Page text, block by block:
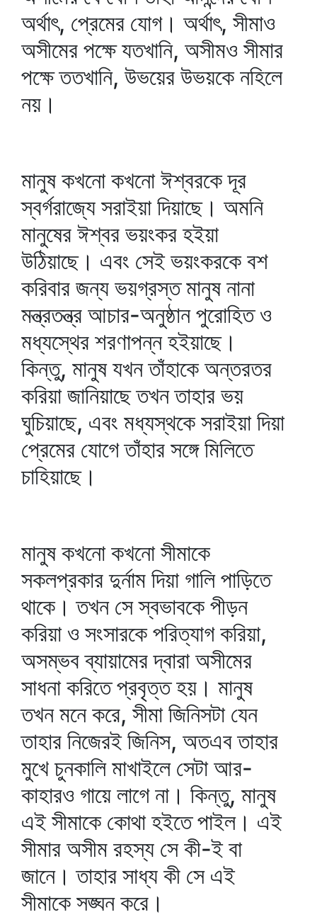
অর্থাৎ, প্রেমের যোগ। অর্থাৎ, সীমাও
অসীমের পক্ষে যতখানি, অসীমও সীমার
পক্ষে ততখানি, উভয়ের উভয়কে নহিলে
নয়।
মানুষ কখনো কখনো ঈশ্বরকে দূর
স্বর্গরাজ্যে সরাইয়া দিয়াছে। অমনি
মানুষের ঈশ্বর ভয়ংকর হইয়া
উঠিয়াছে। এবং সেই ভয়ংকরকে বশ
করিবার জন্য ভয়গ্রস্ত মানুষ নানা
মন্ত্রতন্ত্র আচার-অনুষ্ঠান পুরোহিত ও
মধ্যস্থের শরণাপন্ন হইয়াছে।
কিন্তু, মানুষ যখন তাঁহাকে অন্তরতর
করিয়া জানিয়াছে তখন তাহার ভয়
ঘুচিয়াছে, এবং মধ্যস্থকে সরাইয়া দিয়া
প্রেমের যোগে তাঁহার সঙ্গে মিলিতে
চাহিয়াছে।
মানুষ কখনো কখনো সীমাকে
সকলপ্রকার দুর্নাম দিয়া গালি পাড়িতে
থাকে। তখন সে স্বভাবকে পীড়ন
করিয়া ও সংসারকে পরিত্যাগ করিয়া,
অসম্ভব ব্যায়ামের দ্বারা অসীমের
সাধনা করিতে প্রবৃত্ত হয়। মানুষ
তখন মনে করে, সীমা জিনিসটা যেন
তাহার নিজেরই জিনিস, অতএব তাহার
মুখে চুনকালি মাখাইলে সেটা আর-
কাহারও গায়ে লাগে না। কিন্তু, মানুষ
এই সীমাকে কোথা হইতে পাইল। এই
সীমার অসীম রহস্য সে কী-ই বা
জানে। তাহার সাধ্য কী সে এই
সীমাকে সঙ্ঘন করে।